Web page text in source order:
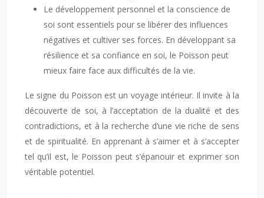
Le développement personnel et la conscience de
soi sont essentiels pour se libérer des influences
négatives et cultiver ses forces. En développant sa
résilience et sa confiance en soi, le Poisson peut
mieux faire face aux difficultés de la vie.
Le signe du Poisson est un voyage intérieur. Il invite à la
découverte de soi, à l’acceptation de la dualité et des
contradictions, et à la recherche d’une vie riche de sens
et de spiritualité. En apprenant à s’aimer et à s’accepter
tel qu’il est, le Poisson peut s’épanouir et exprimer son
véritable potentiel.